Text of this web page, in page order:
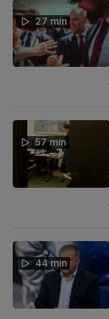
27 min
57 min
44 min